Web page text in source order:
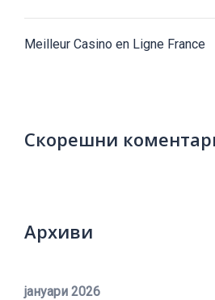
Meilleur Casino en Ligne France
Скорешни
Архиви
јануари 2026